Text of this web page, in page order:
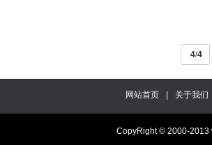
4/4
网站首页 关于我们
CopyRight © 2000-2013